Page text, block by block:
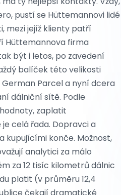
pustí se Hüttemannovi lidé
mezi jejíž klienty patří
Hüttemannova firma
být i letos, po zavedení
balíček této velikosti
Parcel a nyní dcera
dálniční sítě. Podle
zaplatit
celá řada. Dopravci a
konče. Možnost,
analytici za málo
za 12 tisíc kilometrů dálnic
platit (v průměru 12,4